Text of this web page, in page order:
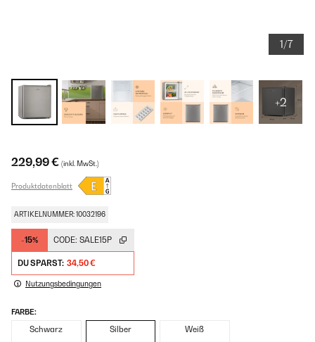
1/7
+2
229,99 € (inkl. MwSt.)
Produktdatenblatt
ARTIKELNUMMER: 10032196
-15% CODE: SALE15P
DU SPARST: 34,50 €
Nutzungsbedingungen
FARBE:
Schwarz Silber Weiß